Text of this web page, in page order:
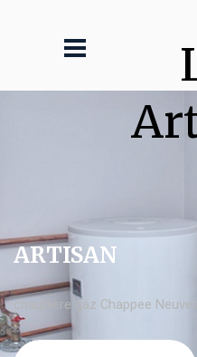
ARTISAN
chaudière gaz Chappee